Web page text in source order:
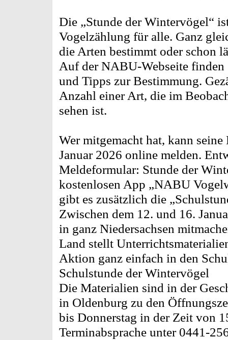
Die „Stunde der Wintervögel“
Vogelzählung für alle. Ganz
die Arten bestimmt oder schon
Auf der NABU-Webseite
und Tipps zur Bestimmung.
Anzahl einer Art, die im
sehen ist.
Wer mitgemacht hat, kann
Januar 2026 online melden.
Meldeformular: Stunde der
kostenlosen App „NABU
gibt es zusätzlich die
Zwischen dem 12. und 16.
in ganz Niedersachsen
Land stellt
Aktion ganz einfach in den
Schulstunde der Wintervögel
Die Materialien sind in der
in Oldenburg zu den
bis Donnerstag in der Zeit von
Terminabsprache unter 0441-